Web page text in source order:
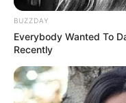
BUZZDAY
Everybody Wanted To
Recently